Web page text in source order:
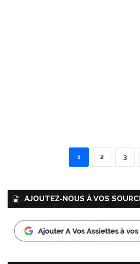
1 2 3
AJOUTEZ‑NOUS À VOS